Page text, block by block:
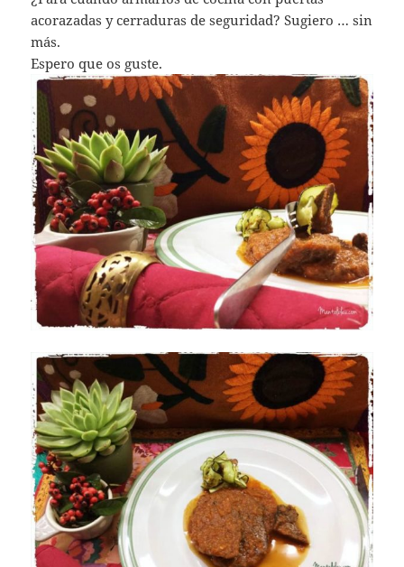
acorazadas y cerraduras de seguridad? Sugiero … sin
más.
Espero que os guste.